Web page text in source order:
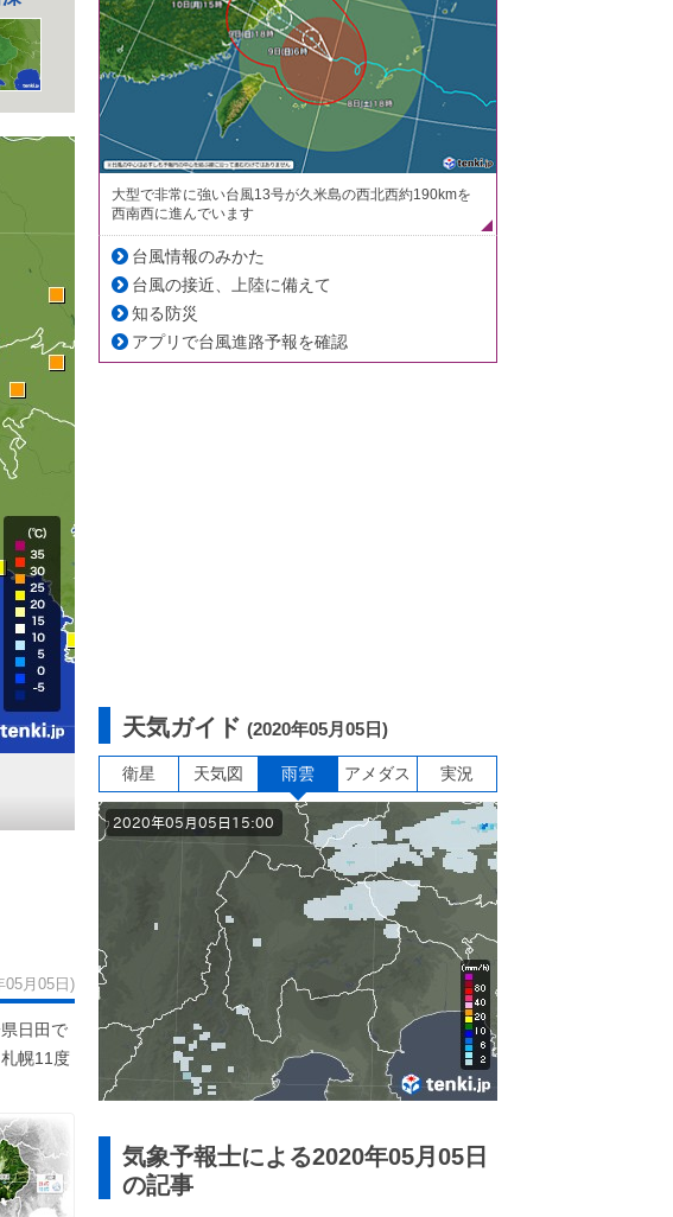
05月05日)
日田で
幌11度
大型で非常に強い台風13号が久米島の西北西約190kmを
西南西に進んでいます
台風情報のみかた
台風の接近、上陸に備えて
知る防災
アプリで台風進路予報を確認
天気ガイド (2020年05月05日)
衛星 天気図 雨雲 アメダス 実況
気象予報士による2020年05月05日
の記事